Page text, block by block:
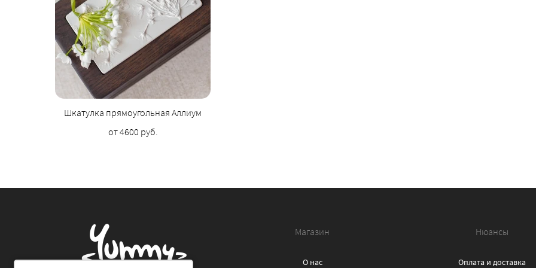
Шкатулка прямоугольная Аллиум
от 4600 руб.
Магазин
О нас
Нюансы
Оплата и доставка